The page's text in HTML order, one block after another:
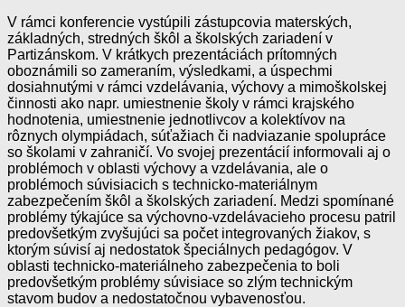
V rámci konferencie vystúpili zástupcovia materských,
základných, stredných škôl a školských zariadení v
Partizánskom. V krátkych prezentáciách prítomných
oboznámili so zameraním, výsledkami, a úspechmi
dosiahnutými v rámci vzdelávania, výchovy a mimoškolskej
činnosti ako napr. umiestnenie školy v rámci krajského
hodnotenia, umiestnenie jednotlivcov a kolektívov na
rôznych olympiádach, súťažiach či nadviazanie spolupráce
so školami v zahraničí. Vo svojej prezentácií informovali aj o
problémoch v oblasti výchovy a vzdelávania, ale o
problémoch súvisiacich s technicko-materiálnym
zabezpečením škôl a školských zariadení. Medzi spomínané
problémy týkajúce sa výchovno-vzdelávacieho procesu patril
predovšetkým zvyšujúci sa počet integrovaných žiakov, s
ktorým súvisí aj nedostatok špeciálnych pedagógov. V
oblasti technicko-materiálneho zabezpečenia to boli
predovšetkým problémy súvisiace so zlým technickým
stavom budov a nedostatočnou vybavenosťou.